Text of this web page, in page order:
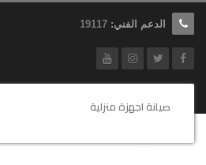
الدعم الفني: 19117
صيانة اجهزة منزلية